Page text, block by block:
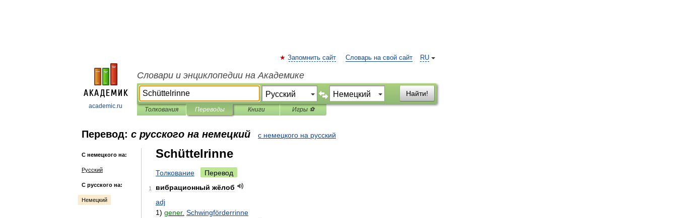
academic.ru
RU
Запомнить сайт Словарь на свой сайт
Словари и энциклопедии на Академике
Найти!
Толкования Переводы Книги Игры ⚽
Перевод: с русского на немецкий с немецкого на русский
С немецкого на:
Русский
С русского на:
Немецкий
Schüttelrinne
Толкование Перевод
1 вибрационный жёлоб
adj
1) gener. Schwingförderrinne